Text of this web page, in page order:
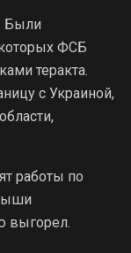
Были
ФСБ
теракта.
с Украиной,
работы по
выгорел.